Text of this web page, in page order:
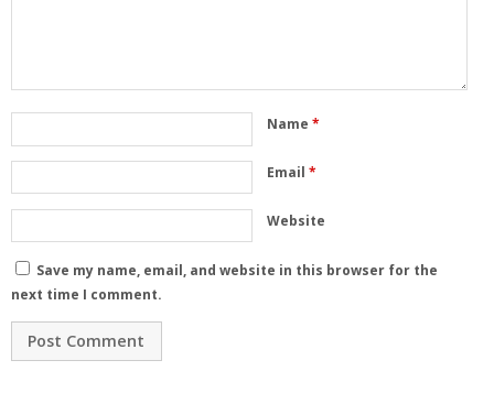
Name *
Email *
Website
Save my name, email, and website in this browser for the
next time I comment.